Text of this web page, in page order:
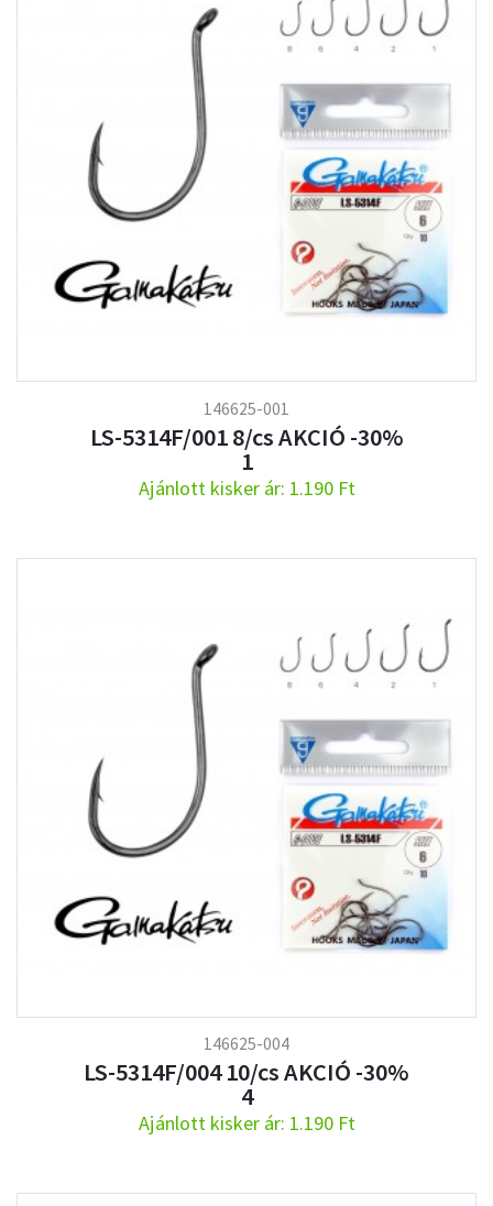
146625-001
LS-5314F/001 8/cs AKCIÓ -30%
1
Ajánlott kisker ár: 1.190 Ft
146625-004
LS-5314F/004 10/cs AKCIÓ -30%
4
Ajánlott kisker ár: 1.190 Ft